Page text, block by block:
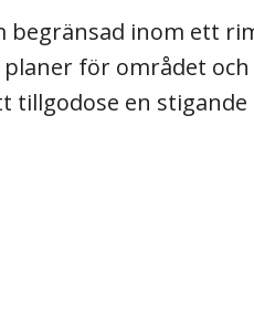
begränsad inom ett
för området
tillgodose en